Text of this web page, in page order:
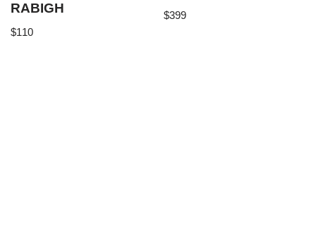
RABIGH
$110
$399